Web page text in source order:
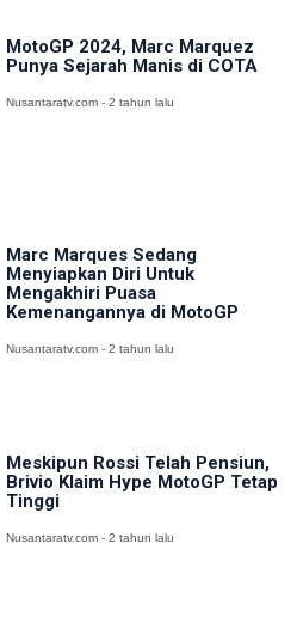
MotoGP 2024, Marc Marquez
Punya Sejarah Manis di COTA
Nusantaratv.com - 2 tahun lalu
Marc Marques Sedang
Menyiapkan Diri Untuk
Mengakhiri Puasa
Kemenangannya di MotoGP
Nusantaratv.com - 2 tahun lalu
Meskipun Rossi Telah Pensiun,
Brivio Klaim Hype MotoGP Tetap
Tinggi
Nusantaratv.com - 2 tahun lalu